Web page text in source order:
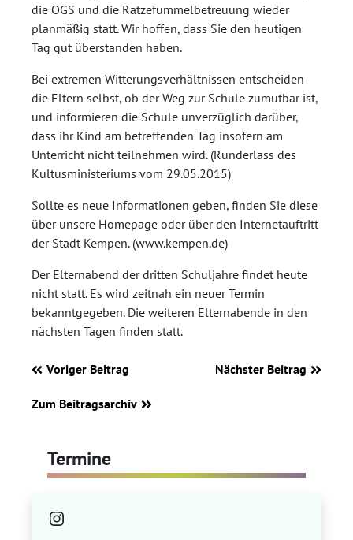
die OGS und die Ratzefummelbetreuung wieder
planmäßig statt. Wir hoffen, dass Sie den heutigen
Tag gut überstanden haben.
Bei extremen Witterungsverhältnissen entscheiden
die Eltern selbst, ob der Weg zur Schule zumutbar ist,
und informieren die Schule unverzüglich darüber,
dass ihr Kind am betreffenden Tag insofern am
Unterricht nicht teilnehmen wird. (Runderlass des
Kultusministeriums vom 29.05.2015)
Sollte es neue Informationen geben, finden Sie diese
über unsere Homepage oder über den Internetauftritt
der Stadt Kempen. (www.kempen.de)
Der Elternabend der dritten Schuljahre findet heute
nicht statt. Es wird zeitnah ein neuer Termin
bekanntgegeben. Die weiteren Elternabende in den
nächsten Tagen finden statt.
Voriger Beitrag Nächster Beitrag
Zum Beitragsarchiv
Termine
Instagram